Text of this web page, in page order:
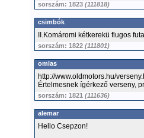
sorszám: 1823 (111818)
csimbók
II.Komáromi kétkerekü flugos
sorszám: 1822 (111801)
omlas
http://www.oldmotors.hu/
Értelmesnek ígérkező verseny,
sorszám: 1821 (111636)
alemar
Hello Csepzon!